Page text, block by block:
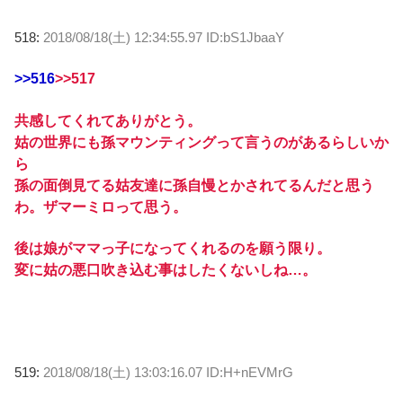
518: 2018/08/18(土) 12:34:55.97 ID:bS1JbaaY
>>516>>517
共感してくれてありがとう。
姑の世界にも孫マウンティングって言うのがあるらしいか
ら
孫の面倒見てる姑友達に孫自慢とかされてるんだと思う
わ。ザマーミロって思う。
後は娘がママっ子になってくれるのを願う限り。
変に姑の悪口吹き込む事はしたくないしね…。
519: 2018/08/18(土) 13:03:16.07 ID:H+nEVMrG